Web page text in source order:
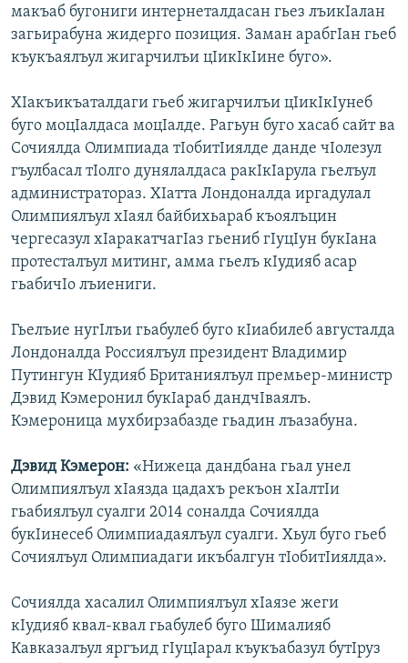
макъаб бугониги интернеталдасан гьез лъикIалан
загьирабуна жидерго позиция. Заман арабгIан гьеб
къукъаялъул жигарчилъи цIикIкIине буго».
ХIакъикъаталдаги гьеб жигарчилъи цIикIкIунеб
буго моцIалдаса моцIалде. Рагьун буго хасаб сайт ва
Сочиялда Олимпиада тIобитIиялде данде чIолезул
гъулбасал тIолго дунялалдаса ракIкIарула гьелъул
администратораз. ХIатта Лондоналда иргадулал
Олимпиялъул хIаял байбихьараб къоялъцин
чергесазул хIаракатчагIаз гьениб гIуцIун букIана
протесталъул митинг, амма гьелъ кIудияб асар
гьабичIо лъиениги.
Гьелъие нугIлъи гьабулеб буго кIиабилеб августалда
Лондоналда Россиялъул президент Владимир
Путингун КIудияб Британиялъул премьер-министр
Дэвид Кэмеронил букIараб дандчIваялъ.
Кэмероница мухбирзабазде гьадин лъазабуна.
Дэвид Кэмерон: «Нижеца дандбана гьал унел
Олимпиялъул хIаязда цадахъ рекъон хIалтIи
гьабиялъул суалги 2014 соналда Сочиялда
букIинесеб Олимпиадаялъул суалги. Хьул буго гьеб
Сочиялъул Олимпиадаги икъбалгун тIобитIиялда».
Сочиялда хасалил Олимпиялъул хIаязе жеги
кIудияб квал-квал гьабулеб буго Шималияб
Кавказалъул яргъид гIуцIарал къукъабазул бутIруз